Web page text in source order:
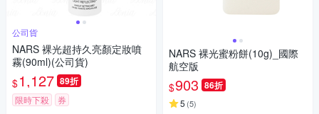
公司貨
NARS 裸光超持久亮顏定妝噴
霧(90ml)(公司貨)
$1,127 89折
限時下殺 券
NARS 裸光蜜粉餅(10g)_國際
航空版
$903 86折
5 (5)